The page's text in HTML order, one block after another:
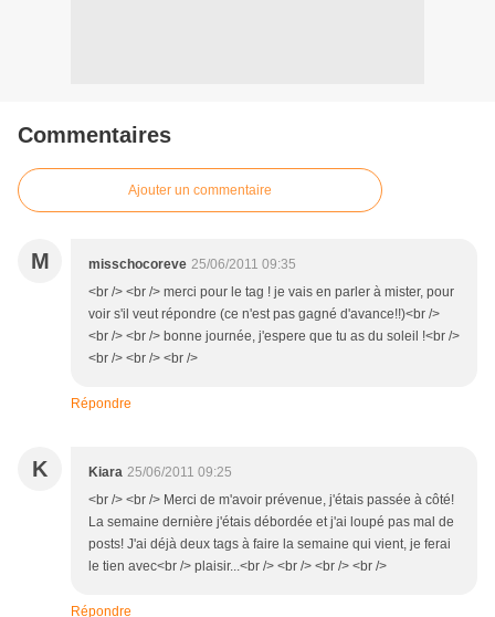
Commentaires
Ajouter un commentaire
M misschocoreve 25/06/2011 09:35
<br /> <br /> merci pour le tag ! je vais en parler à mister, pour
voir s'il veut répondre (ce n'est pas gagné d'avance!!)<br />
<br /> <br /> bonne journée, j'espere que tu as du soleil !<br />
<br /> <br /> <br />
Répondre
K Kiara 25/06/2011 09:25
<br /> <br /> Merci de m'avoir prévenue, j'étais passée à côté!
La semaine dernière j'étais débordée et j'ai loupé pas mal de
posts! J'ai déjà deux tags à faire la semaine qui vient, je ferai
le tien avec<br /> plaisir...<br /> <br /> <br /> <br />
Répondre